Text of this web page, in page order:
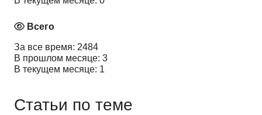
Всего
За все время: 2484
В прошлом месяце: 3
В текущем месяце: 1
Статьи по теме